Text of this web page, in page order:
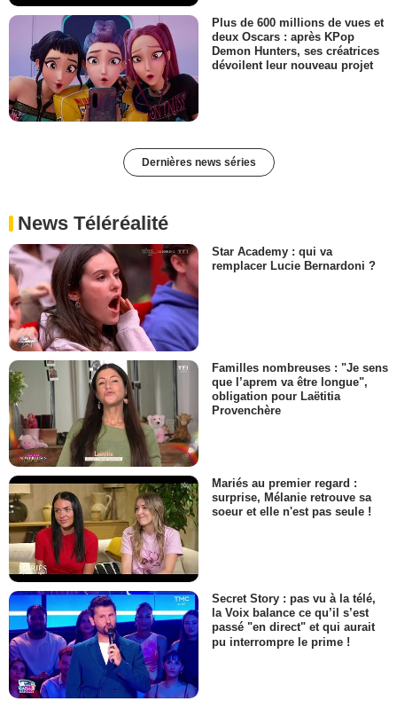
Plus de 600 millions de vues et
deux Oscars : après KPop
Demon Hunters, ses créatrices
dévoilent leur nouveau projet
Dernières news séries
News Téléréalité
Star Academy : qui va
remplacer Lucie Bernardoni ?
Familles nombreuses : "Je sens
que l’aprem va être longue",
obligation pour Laëtitia
Provenchère
Mariés au premier regard :
surprise, Mélanie retrouve sa
soeur et elle n'est pas seule !
Secret Story : pas vu à la télé,
la Voix balance ce qu’il s’est
passé "en direct" et qui aurait
pu interrompre le prime !